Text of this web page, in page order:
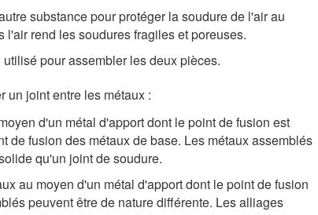
substance pour protéger la soudure de l'air au
rend les soudures fragiles et poreuses.
pour assembler les deux pièces.
un joint entre les métaux :
d'un métal d'apport dont le point de fusion est
de fusion des métaux de base. Les métaux assemblés
qu'un joint de soudure.
au moyen d'un métal d'apport dont le point de fusion
peuvent être de nature différente. Les alliages